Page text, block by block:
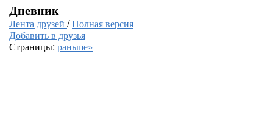
Дневник
Лента друзей /Полная версия
Добавить в друзья
Страницы: раньше»